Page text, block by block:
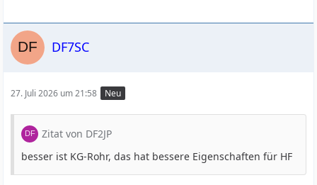
DF7SC
27. Juli 2026 um 21:58 Neu
Zitat von DF2JP
besser ist KG-Rohr, das hat bessere Eigenschaften für HF